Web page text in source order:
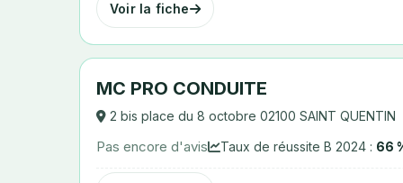
Voir la fiche
MC PRO CONDUITE
2 bis place du 8 octobre 02100 SAINT QUENTIN
Pas encore d'avis Taux de réussite B 2024 : 66